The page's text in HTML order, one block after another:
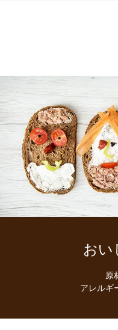
おい
原
アレルギ